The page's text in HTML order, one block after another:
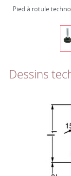
Pied à rotule
Dessins